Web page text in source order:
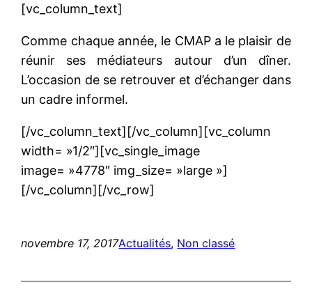
[vc_column_text]
Comme chaque année, le CMAP a le plaisir de
réunir ses médiateurs autour d’un dîner.
L’occasion de se retrouver et d’échanger dans
un cadre informel.
[/vc_column_text][/vc_column][vc_column
width= »1/2″][vc_single_image
image= »4778″ img_size= »large »]
[/vc_column][/vc_row]
novembre 17, 2017Actualités, Non classé